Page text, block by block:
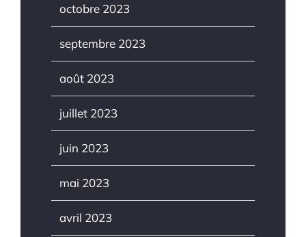
octobre 2023
septembre 2023
août 2023
juillet 2023
juin 2023
mai 2023
avril 2023